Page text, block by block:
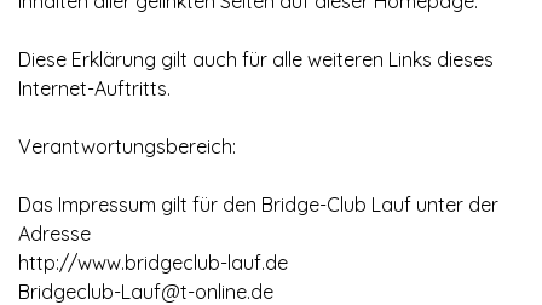
Diese Erklärung gilt auch für alle weiteren Links dieses
Internet-Auftritts.
Verantwortungsbereich:
Das Impressum gilt für den Bridge-Club Lauf unter der
Adresse
http://www.bridgeclub-lauf.de
Bridgeclub-Lauf@t-online.de